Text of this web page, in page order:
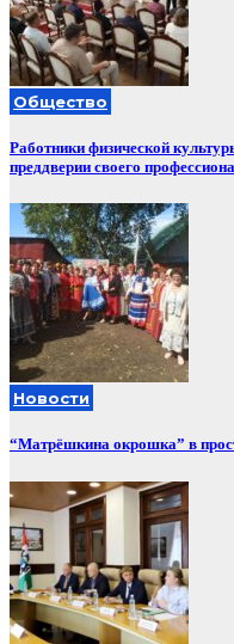
Общество
Работники физической
преддверии своего
Новости
“Матрёшкина окрошка” в